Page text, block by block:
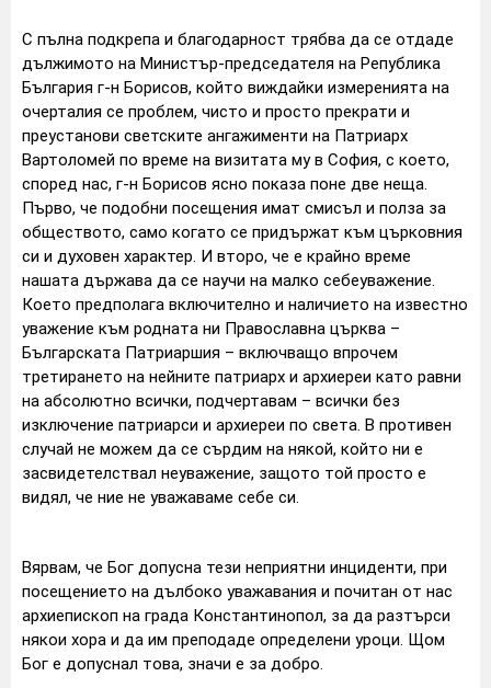
С пълна подкрепа и благодарност трябва да се отдаде
дължимото на Министър-председателя на Република
България г-н Борисов, който виждайки измеренията на
очерталия се проблем, чисто и просто прекрати и
преустанови светските ангажименти на Патриарх
Вартоломей по време на визитата му в София, с което,
според нас, г-н Борисов ясно показа поне две неща.
Първо, че подобни посещения имат смисъл и полза за
обществото, само когато се придържат към църковния
си и духовен характер. И второ, че е крайно време
нашата държава да се научи на малко себеуважение.
Което предполага включително и наличието на известно
уважение към родната ни Православна църква –
Българската Патриаршия – включващо впрочем
третирането на нейните патриарх и архиереи като равни
на абсолютно всички, подчертавам – всички без
изключение патриарси и архиереи по света. В противен
случай не можем да се сърдим на някой, който ни е
засвидетелствал неуважение, защото той просто е
видял, че ние не уважаваме себе си.
Вярвам, че Бог допусна тези неприятни инциденти, при
посещението на дълбоко уважавания и почитан от нас
архиепископ на града Константинопол, за да разтърси
някои хора и да им преподаде определени уроци. Щом
Бог е допуснал това, значи е за добро.